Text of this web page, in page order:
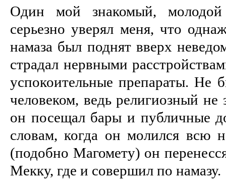
Один мой знакомый, молодой
серьезно уверял меня, что
намаза был поднят вверх
страдал нервными
успокоительные препараты. Не
человеком, ведь религиозный не
он посещал бары и публичные
словам, когда он молился всю
(подобно Магомету) он
Мекку, где и совершил по намазу.